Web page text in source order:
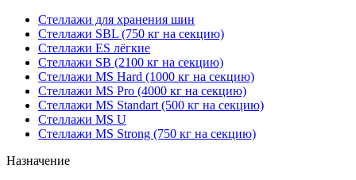
Стеллажи для хранения шин
Стеллажи SBL (750 кг на секцию)
Стеллажи ES лёгкие
Стеллажи SB (2100 кг на секцию)
Стеллажи MS Hard (1000 кг на секцию)
Стеллажи MS Pro (4000 кг на секцию)
Стеллажи MS Standart (500 кг на секцию)
Стеллажи MS U
Стеллажи MS Strong (750 кг на секцию)
Назначение